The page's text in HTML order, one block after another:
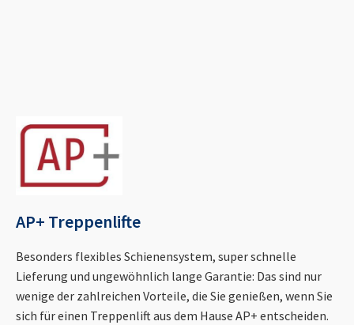
AP+ Treppenlifte
Besonders flexibles Schienensystem, super schnelle
Lieferung und ungewöhnlich lange Garantie: Das sind nur
wenige der zahlreichen Vorteile, die Sie genießen, wenn Sie
sich für einen Treppenlift aus dem Hause AP+ entscheiden.